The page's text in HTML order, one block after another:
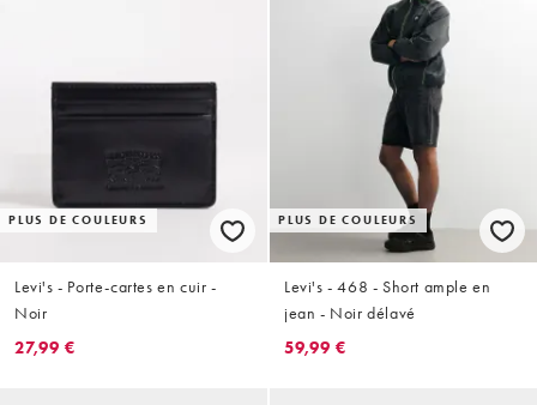
PLUS DE COULEURS
Levi's - Porte-cartes en cuir -
Noir
27,99 €
PLUS DE COULEURS
Levi's - 468 - Short ample en
jean - Noir délavé
59,99 €